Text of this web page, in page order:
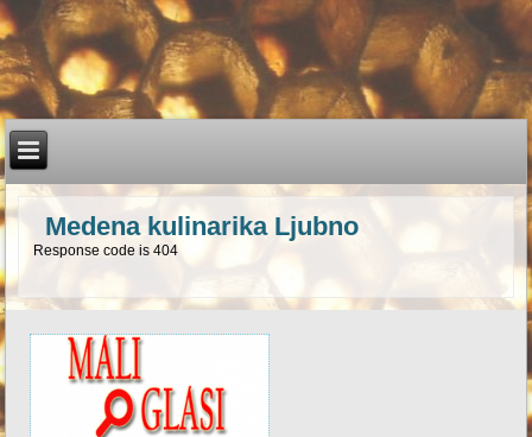
Medena kulinarika Ljubno
Response code is 404